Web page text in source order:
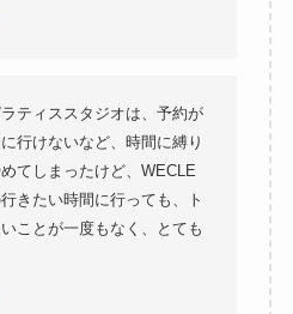
ティススタジオは、予約が
行けないなど、時間に縛り
てしまったけど、WECLE
きたい時間に行っても、ト
ことが一度もなく、とても